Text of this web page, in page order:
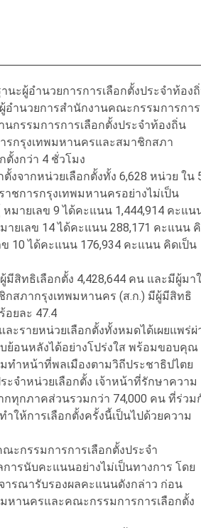
นะผู้อำนวยการการเลือกตั้งประจำท้อง
อำนวยการสำนักงานคณะกรรมการการ
กรรมการการเลือกตั้งประจำท้องถิ่น
รกรุงเทพมหานครและสมาชิกสภา
ตั้งกว่า 4 ชั่วโมง
จากหน่วยเลือกตั้งทั้ง 6,628 หน่วย ใน
าชการกรุงเทพมหานครอย่างไม่เป็น
ายเลข 9 ได้คะแนน 1,444,914 คะแน
ยเลข 14 ได้คะแนน 288,171 คะแนน
10 ได้คะแนน 176,934 คะแนน คิดเป็น
สิทธิเลือกตั้ง 4,428,644 คน และมีผู้มา
กสภากรุงเทพมหานคร (ส.ก.) มีผู้มีสิทธิ
อยละ 47.4
ะรายหน่วยเลือกตั้งทั้งหมดได้เผยแพร่ผ่
บย้อนหลังได้อย่างโปร่งใส พร้อมขอบคุณ
ทำหน้าที่พลเมืองตามวิถีประชาธิปไตย
จำหน่วยเลือกตั้ง เจ้าหน้าที่รักษาความ
ทุกภาคส่วนรวมกว่า 74,000 คน ที่ร่วม
ให้การเลือกตั้งครั้งนี้เป็นไปด้วยความ
ะกรรมการการเลือกตั้งประจำ
ารนับคะแนนอย่างไม่เป็นทางการ โดย
ารณารับรองผลคะแนนดังกล่าว ก่อน
หานครและคณะกรรมการการเลือกตั้ง